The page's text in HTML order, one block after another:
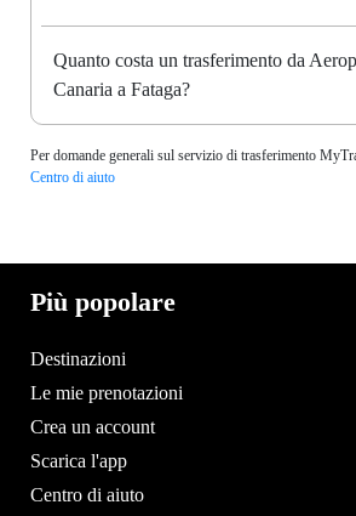
Quanto costa un trasferimento da
Canaria a Fataga?
Per domande generali sul servizio di trasferimento
Centro di aiuto
Più popolare
Destinazioni
Le mie prenotazioni
Crea un account
Scarica l'app
Centro di aiuto